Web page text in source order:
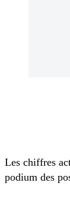
Les chiffres
podium des